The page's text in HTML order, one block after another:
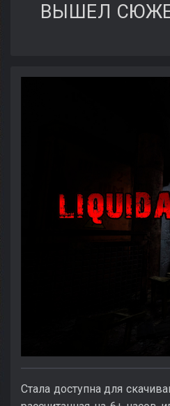
ВЫШЕЛ
Стала доступна для